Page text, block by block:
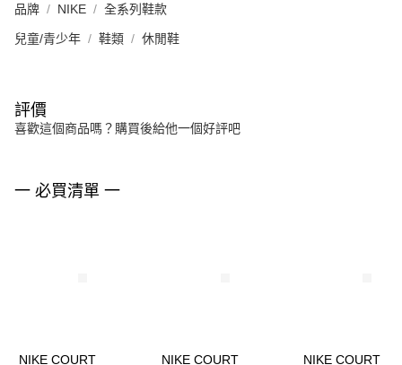
品牌 NIKE 全系列鞋款
兒童/青少年 鞋類 休閒鞋
評價
喜歡這個商品嗎？購買後給他一個好評吧
一 必買清單 一
NIKE COURT NIKE COURT NIKE COURT